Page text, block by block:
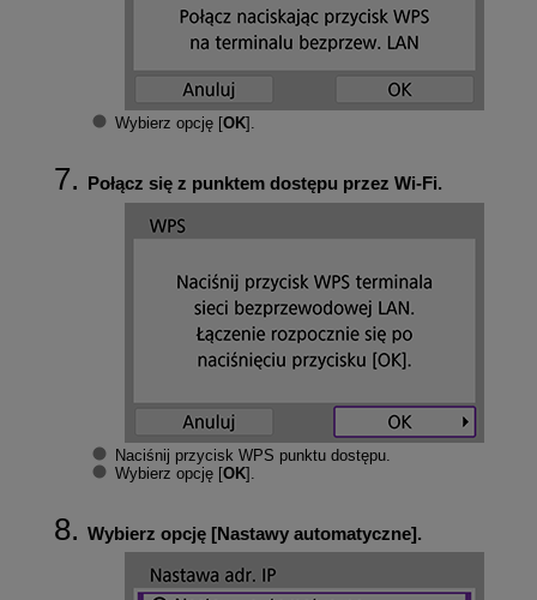
Wybierz opcję [OK].
Połącz się z punktem dostępu przez Wi-Fi.
Naciśnij przycisk WPS punktu dostępu.
Wybierz opcję [OK].
Wybierz opcję [Nastawy automatyczne].